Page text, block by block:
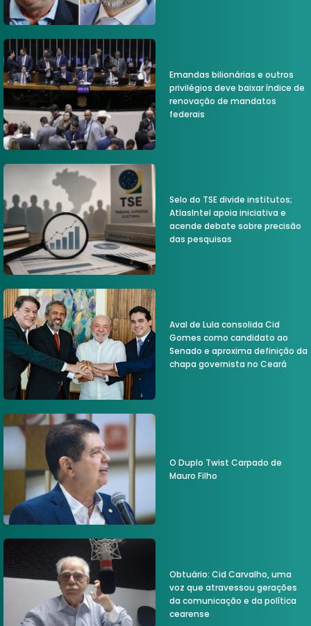
Emandas bilionárias e outros
privilégios deve baixar índice de
renovação de mandatos
federais
Selo do TSE divide institutos;
AtlasIntel apoia iniciativa e
acende debate sobre precisão
das pesquisas
Aval de Lula consolida Cid
Gomes como candidato ao
Senado e aproxima definição da
chapa governista no Ceará
O Duplo Twist Carpado de
Mauro Filho
Obtuário: Cid Carvalho, uma
voz que atravessou gerações
da comunicação e da política
cearense